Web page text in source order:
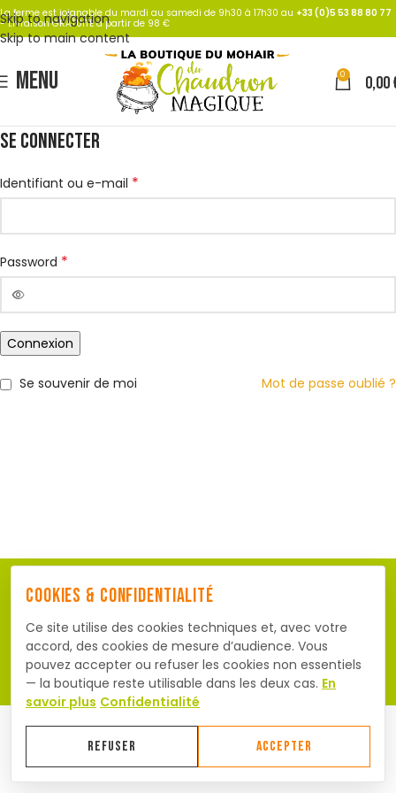
Skip to navigation
Skip to main content
La ferme est joignable du mardi au samedi de 9h30 à 17h30 au +33 (0)5 53 88 80 77
- Livraison GRATUITE à partir de 98 €
MENU 0 0,00
Se connecter
Identifiant ou e-mail *
Password *
Alternative:
Connexion
Mot de passe oublié ?
Se souvenir de moi
mentions légales
Conditions générales de vente
Confidentialité & Cookies
Nous contacter
Gérer
les cookies
Cookies & confidentialité
Ce site utilise des cookies techniques et, avec votre
accord, des cookies de mesure d’audience. Vous
pouvez accepter ou refuser les cookies non essentiels
— la boutique reste utilisable dans les deux cas. En
savoir plus Confidentialité
REFUSER ACCEPTER